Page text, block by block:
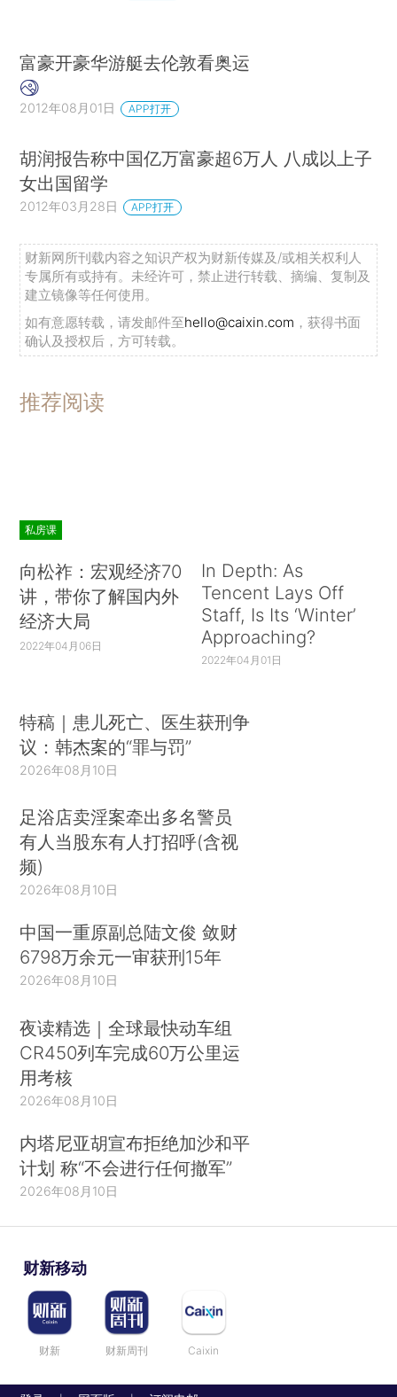
富豪开豪华游艇去伦敦看奥运
2012年08月01日 APP打开
胡润报告称中国亿万富豪超6万人 八成以上子
女出国留学
2012年03月28日 APP打开
财新网所刊载内容之知识产权为财新传媒及/或相关权利人
专属所有或持有。未经许可，禁止进行转载、摘编、复制及
建立镜像等任何使用。
如有意愿转载，请发邮件至hello@caixin.com ，获得书面
确认及授权后，方可转载。
推荐阅读
私房课
向松祚：宏观经济70
讲，带你了解国内外
经济大局
2022年04月06日
In Depth: As
Tencent Lays Off
Staff, Is Its ‘Winter’
Approaching?
2022年04月01日
特稿｜患儿死亡、医生获刑争
议：韩杰案的“罪与罚”
2026年08月10日
足浴店卖淫案牵出多名警员
有人当股东有人打招呼(含视
频)
2026年08月10日
中国一重原副总陆文俊 敛财
6798万余元一审获刑15年
2026年08月10日
夜读精选｜全球最快动车组
CR450列车完成60万公里运
用考核
2026年08月10日
内塔尼亚胡宣布拒绝加沙和平
计划 称“不会进行任何撤军”
2026年08月10日
财新移动
财新 财新周刊 Caixin